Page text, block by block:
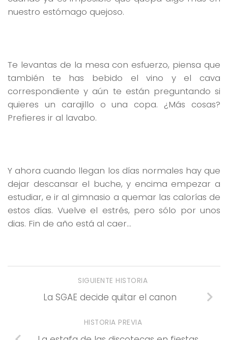
nuestro estómago quejoso.
Te levantas de la mesa con esfuerzo, piensa que
también te has bebido el vino y el cava
correspondiente y aún te están preguntando si
quieres un carajillo o una copa. ¿Más cosas?
Prefieres ir al lavabo.
Y ahora cuando llegan los días normales hay que
dejar descansar el buche, y encima empezar a
estudiar, e ir al gimnasio a quemar las calorías de
estos días. Vuelve el estrés, pero sólo por unos
dias. Fin de año está al caer…
SIGUIENTE HISTORIA
La SGAE decide quitar el canon
HISTORIA PREVIA